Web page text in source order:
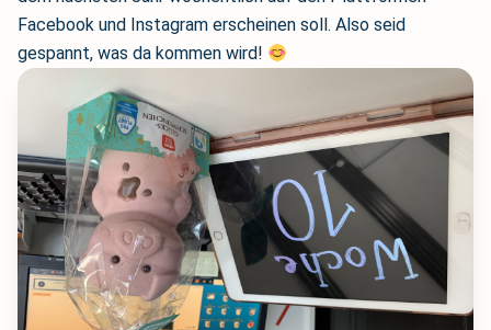
Facebook und Instagram erscheinen soll. Also seid
gespannt, was da kommen wird!